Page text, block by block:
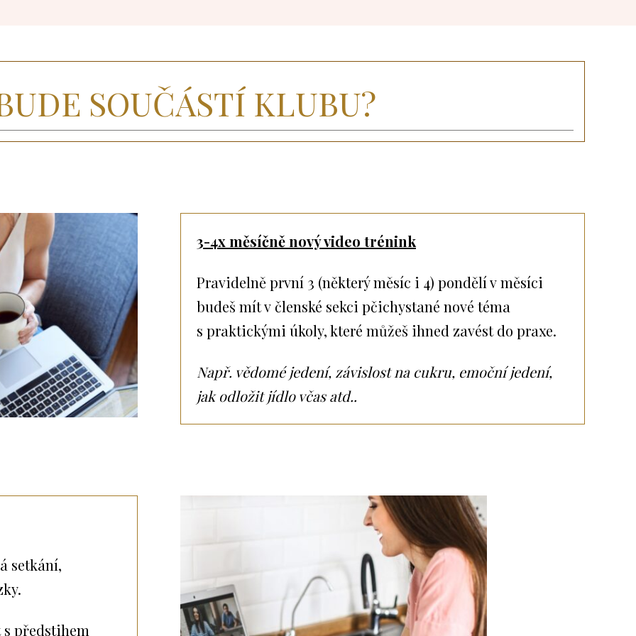
SOUČÁSTÍ KLUBU?
3-4x měsíčně nový video trénink
Pravidelně první 3 (některý měsíc i 4) pondělí v měsíci
budeš mít v členské sekci pčichystané nové téma
s praktickými úkoly, které můžeš ihned zavést do praxe.
Např. vědomé jedení, závislost na cukru, emoční jedení,
jak odložit jídlo včas atd..
setkání,
předstihem